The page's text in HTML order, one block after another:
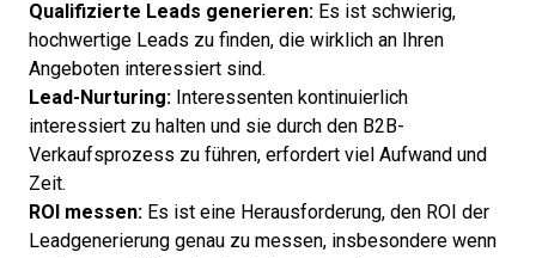
Qualifizierte Leads generieren: Es ist schwierig,
hochwertige Leads zu finden, die wirklich an Ihren
Angeboten interessiert sind.
Lead-Nurturing: Interessenten kontinuierlich
interessiert zu halten und sie durch den B2B-
Verkaufsprozess zu führen, erfordert viel Aufwand und
Zeit.
ROI messen: Es ist eine Herausforderung, den ROI der
Leadgenerierung genau zu messen, insbesondere wenn